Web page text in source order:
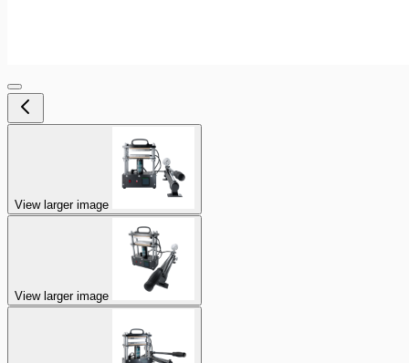
View larger image
View larger image